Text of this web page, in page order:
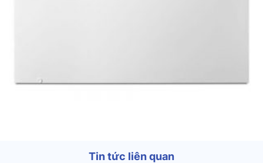
Tin tức liên quan